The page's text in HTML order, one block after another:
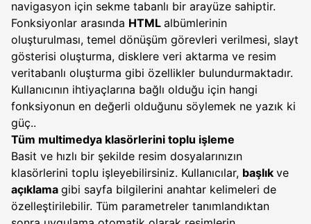
navigasyon için sekme tabanlı bir arayüze sahiptir.
Fonksiyonlar arasında HTML albümlerinin
oluşturulması, temel dönüşüm görevleri verilmesi, slayt
gösterisi oluşturma, disklere veri aktarma ve resim
veritabanlı oluşturma gibi özellikler bulundurmaktadır.
Kullanıcının ihtiyaçlarına bağlı olduğu için hangi
fonksiyonun en değerli olduğunu söylemek ne yazık ki
güç..
Tüm multimedya klasörlerini toplu işleme
Basit ve hızlı bir şekilde resim dosyalarınızın
klasörlerini toplu işleyebilirsiniz. Kullanıcılar, başlık ve
açıklama gibi sayfa bilgilerini anahtar kelimeleri de
özelleştirilebilir. Tüm parametreler tanımlandıktan